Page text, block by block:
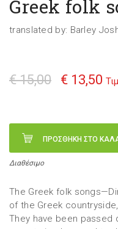
Greek folk
translated by: Barley
€ 15,00 € 13,50
ΠΡΟΣΘΗΚΗ ΣΤΟ
Διαθέσιμο
The Greek folk
of the Greek
They have been passed